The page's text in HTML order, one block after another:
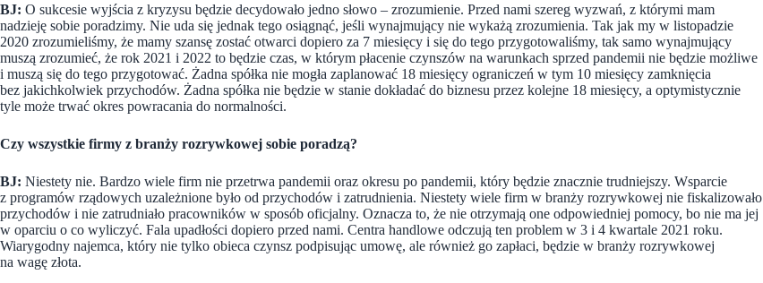
BJ: O sukcesie wyjścia z kryzysu będzie decydowało jedno słowo – zrozumienie. Przed nami szereg wyzwań, z którymi mam
nadzieję sobie poradzimy. Nie uda się jednak tego osiągnąć, jeśli wynajmujący nie wykażą zrozumienia. Tak jak my w listopadzie
2020 zrozumieliśmy, że mamy szansę zostać otwarci dopiero za 7 miesięcy i się do tego przygotowaliśmy, tak samo wynajmujący
muszą zrozumieć, że rok 2021 i 2022 to będzie czas, w którym płacenie czynszów na warunkach sprzed pandemii nie będzie możliwe
i muszą się do tego przygotować. Żadna spółka nie mogła zaplanować 18 miesięcy ograniczeń w tym 10 miesięcy zamknięcia
bez jakichkolwiek przychodów. Żadna spółka nie będzie w stanie dokładać do biznesu przez kolejne 18 miesięcy, a optymistycznie
tyle może trwać okres powracania do normalności.
Czy wszystkie firmy z branży rozrywkowej sobie poradzą?
BJ: Niestety nie. Bardzo wiele firm nie przetrwa pandemii oraz okresu po pandemii, który będzie znacznie trudniejszy. Wsparcie
z programów rządowych uzależnione było od przychodów i zatrudnienia. Niestety wiele firm w branży rozrywkowej nie fiskalizowało
przychodów i nie zatrudniało pracowników w sposób oficjalny. Oznacza to, że nie otrzymają one odpowiedniej pomocy, bo nie ma jej
w oparciu o co wyliczyć. Fala upadłości dopiero przed nami. Centra handlowe odczują ten problem w 3 i 4 kwartale 2021 roku.
Wiarygodny najemca, który nie tylko obieca czynsz podpisując umowę, ale również go zapłaci, będzie w branży rozrywkowej
na wagę złota.